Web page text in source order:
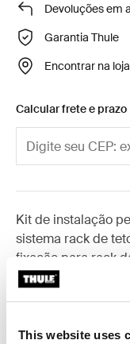
This website uses
Devoluções em
Garantia Thule
Encontrar na loja
Calcular frete e prazo
Kit de instalação
sistema rack de
fixação para rack
fábrica.